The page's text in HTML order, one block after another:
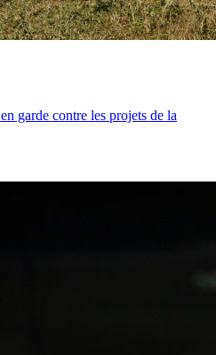
garde contre les projets de la